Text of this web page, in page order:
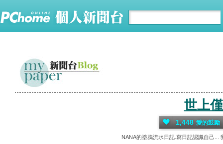
世上
NANA的塗鴉流水日記.寫日記認識自己...
1,448 愛的鼓勵